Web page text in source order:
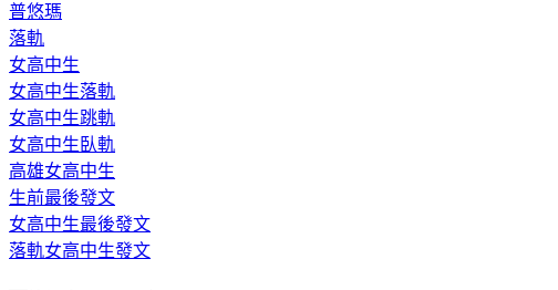
普悠瑪
落軌
女高中生
女高中生落軌
女高中生跳軌
女高中生臥軌
高雄女高中生
生前最後發文
女高中生最後發文
落軌女高中生發文